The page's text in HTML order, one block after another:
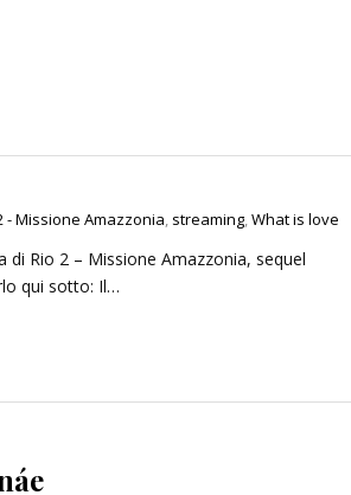
- Missione Amazzonia, streaming,What is love
Rio 2 – Missione Amazzonia, sequel
qui sotto: Il…